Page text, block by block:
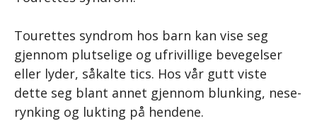
Tourettes syndrom hos barn kan vise seg
gjennom plutselige og ufrivillige bevegelser
eller lyder, såkalte tics. Hos vår gutt viste
dette seg blant annet gjennom blunking, nese-
rynking og lukting på hendene.